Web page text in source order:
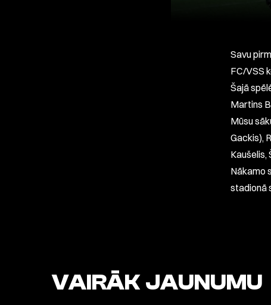
Savu
FC/VSS
Šajā
Martins
Mūsu
Gackis),
Kaušelis,
Nākamo
stadionā
VAIRĀK JAUNUMU